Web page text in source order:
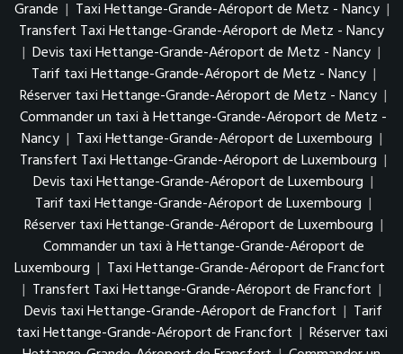
Grande | Taxi Hettange-Grande-Aéroport de Metz - Nancy |
Transfert Taxi Hettange-Grande-Aéroport de Metz - Nancy
| Devis taxi Hettange-Grande-Aéroport de Metz - Nancy |
Tarif taxi Hettange-Grande-Aéroport de Metz - Nancy |
Réserver taxi Hettange-Grande-Aéroport de Metz - Nancy |
Commander un taxi à Hettange-Grande-Aéroport de Metz -
Nancy | Taxi Hettange-Grande-Aéroport de Luxembourg |
Transfert Taxi Hettange-Grande-Aéroport de Luxembourg |
Devis taxi Hettange-Grande-Aéroport de Luxembourg |
Tarif taxi Hettange-Grande-Aéroport de Luxembourg |
Réserver taxi Hettange-Grande-Aéroport de Luxembourg |
Commander un taxi à Hettange-Grande-Aéroport de
Luxembourg | Taxi Hettange-Grande-Aéroport de Francfort
| Transfert Taxi Hettange-Grande-Aéroport de Francfort |
Devis taxi Hettange-Grande-Aéroport de Francfort | Tarif
taxi Hettange-Grande-Aéroport de Francfort | Réserver taxi